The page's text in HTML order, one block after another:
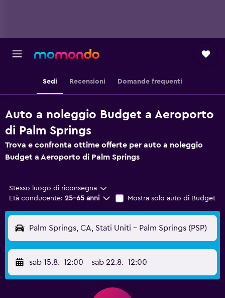
Sedi Recensioni Domande frequenti
Auto a noleggio Budget a Aeroporto
di Palm Springs
Trova e confronta ottime offerte per auto a noleggio
Budget a Aeroporto di Palm Springs
Stesso luogo di riconsegna
Età conducente: 25-65 anni Mostra solo auto di Budget
Palm Springs, CA, Stati Uniti - Palm Springs (PSP)
sab 15.8. 12:00 - sab 22.8. 12:00